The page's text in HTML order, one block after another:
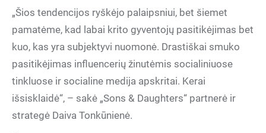
„Šios tendencijos ryškėjo palaipsniui, bet šiemet
pamatėme, kad labai krito gyventojų pasitikėjimas bet
kuo, kas yra subjektyvi nuomonė. Drastiškai smuko
pasitikėjimas influencerių žinutėmis socialiniuose
tinkluose ir socialine medija apskritai. Kerai
išsisklaidė“, – sakė „Sons & Daughters“ partnerė ir
strategė Daiva Tonkūnienė.